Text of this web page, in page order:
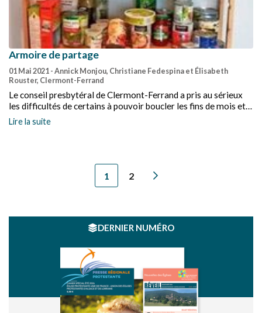
Armoire de partage
01 Mai 2021- Annick Monjou, Christiane Fedespina et Élisabeth
Rouster, Clermont-Ferrand
Le conseil presbytéral de Clermont-Ferrand a pris au sérieux
les difficultés de certains à pouvoir boucler les fins de mois et
mis en œuvre une solidarité discrète, tant pour les bénéficiaires
que pour les donateurs.
Lire la suite
1 2
DERNIER NUMÉRO